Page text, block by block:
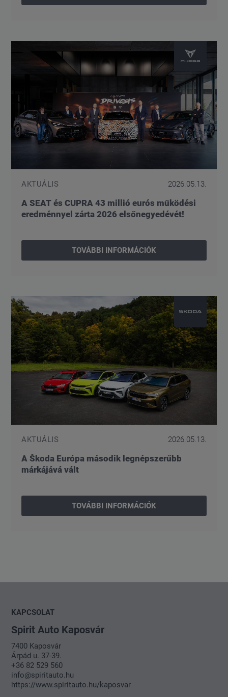
AKTUÁLIS 2026.05.13.
A SEAT és CUPRA 43 millió eurós működési
eredménnyel zárta 2026 elsőnegyedévét!
TOVÁBBI INFORMÁCIÓK
AKTUÁLIS 2026.05.13.
A Škoda Európa második legnépszerűbb
márkájává vált
TOVÁBBI INFORMÁCIÓK
KAPCSOLAT
Spirit Auto Kaposvár
7400 Kaposvár
Árpád u. 37-39.
+36 82 529 560
info@spiritauto.hu
https://www.spiritauto.hu/kaposvar